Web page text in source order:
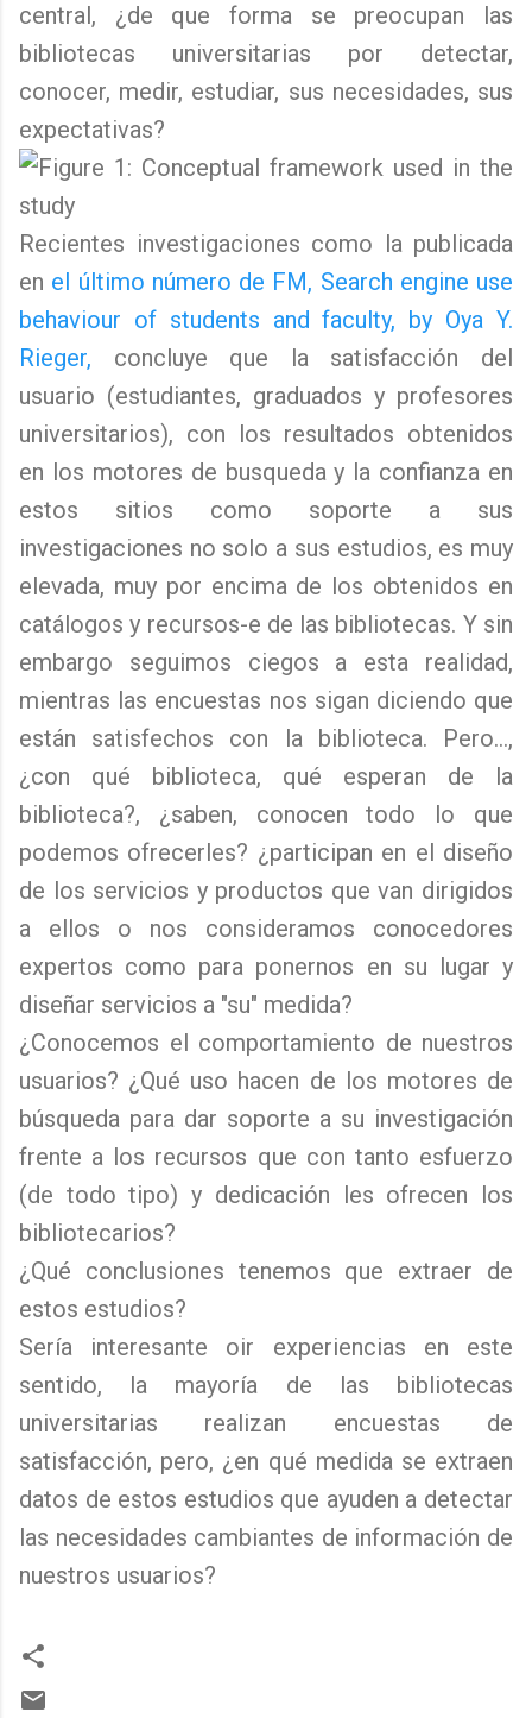
central, ¿de que forma se preocupan las
bibliotecas universitarias por detectar,
conocer, medir, estudiar, sus necesidades, sus
expectativas?
Recientes investigaciones como la publicada
en el último número de FM, Search engine use
behaviour of students and faculty, by Oya Y.
Rieger, concluye que la satisfacción del
usuario (estudiantes, graduados y profesores
universitarios), con los resultados obtenidos
en los motores de busqueda y la confianza en
estos sitios como soporte a sus
investigaciones no solo a sus estudios, es muy
elevada, muy por encima de los obtenidos en
catálogos y recursos-e de las bibliotecas. Y sin
embargo seguimos ciegos a esta realidad,
mientras las encuestas nos sigan diciendo que
están satisfechos con la biblioteca. Pero...,
¿con qué biblioteca, qué esperan de la
biblioteca?, ¿saben, conocen todo lo que
podemos ofrecerles? ¿participan en el diseño
de los servicios y productos que van dirigidos
a ellos o nos consideramos conocedores
expertos como para ponernos en su lugar y
diseñar servicios a "su" medida?
¿Conocemos el comportamiento de nuestros
usuarios? ¿Qué uso hacen de los motores de
búsqueda para dar soporte a su investigación
frente a los recursos que con tanto esfuerzo
(de todo tipo) y dedicación les ofrecen los
bibliotecarios?
¿Qué conclusiones tenemos que extraer de
estos estudios?
Sería interesante oir experiencias en este
sentido, la mayoría de las bibliotecas
universitarias realizan encuestas de
satisfacción, pero, ¿en qué medida se extraen
datos de estos estudios que ayuden a detectar
las necesidades cambiantes de información de
nuestros usuarios?